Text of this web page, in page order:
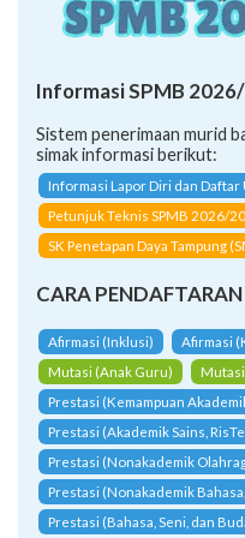
Informasi SPMB
Sistem penerimaan murid
simak informasi berikut:
Informasi Lapor Diri dan Daftar
Petunjuk Teknis SPMB 2026/
SK Penetapan Daya Tampung
CARA PENDAFTARAN
Afirmasi (Inklusi)
Afirmasi
Mutasi (Anak Guru)
Mutasi
Prestasi (Kemampuan
Prestasi (Akademik Sains,
Prestasi (Nonakademik
Prestasi (Nonakademik
Prestasi (Bahasa, Seni, dan